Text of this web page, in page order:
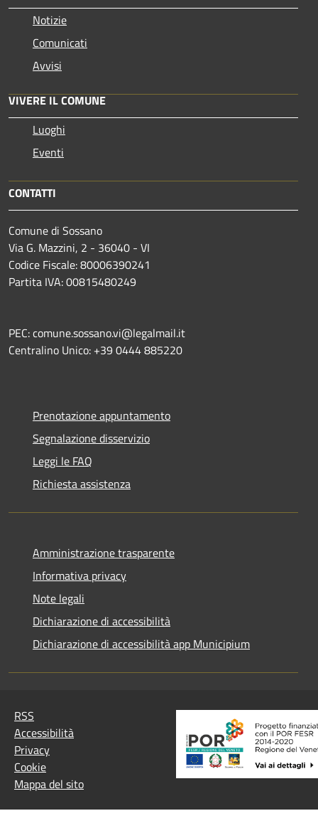
Notizie
Comunicati
Avvisi
VIVERE IL COMUNE
Luoghi
Eventi
CONTATTI
Comune di Sossano
Via G. Mazzini, 2 - 36040 - VI
Codice Fiscale: 80006390241
Partita IVA: 00815480249
PEC: comune.sossano.vi@legalmail.it
Centralino Unico: +39 0444 885220
Prenotazione appuntamento
Segnalazione disservizio
Leggi le FAQ
Richiesta assistenza
Amministrazione trasparente
Informativa privacy
Note legali
Dichiarazione di accessibilità
Dichiarazione di accessibilità app Municipium
RSS
Accessibilità
Privacy
Cookie
Mappa del sito